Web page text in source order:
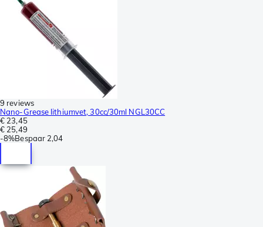
9 reviews
Nano-Grease lithiumvet, 30cc/30ml NGL30CC
€ 23,45
€ 25,49
-8%Bespaar 2,04